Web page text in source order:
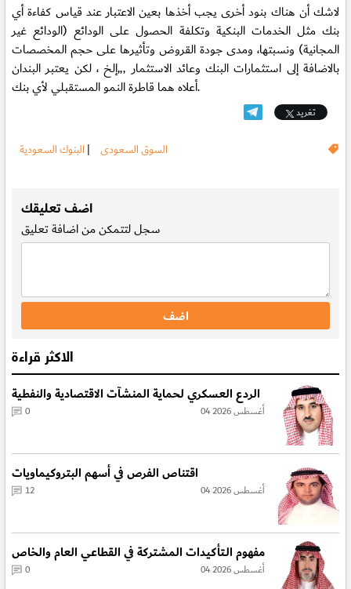
لاشك أن هناك بنود أخرى يجب أخذها بعين الاعتبار عند قياس كفاءة أي
بنك مثل الخدمات البنكية وتكلفة الحصول على الودائع (الودائع غير
المجانية) ونسبتها، ومدى جودة القروض وتأثيرها على حجم المخصصات
بالاضافة إلى استثمارات البنك وعائد الاستثمار ,,,إلخ ، لكن يعتبر البندان
أعلاه هما قاطرة النمو المستقبلي لأي بنك.
تغريد
السوق السعودى | البنوك السعودية
اضف تعليقك
سجللتتمكن من اضافة تعليق
الاكثر قراءة
الردع العسكري لحماية المنشآت الاقتصادية والنفطية
04 أغسطس 2026 0
اقتناص الفرص في أسهم البتروكيماويات
04 أغسطس 2026 12
مفهوم الـتأكيدات المشتركة في القطاعي العام والخاص
04 أغسطس 2026 0